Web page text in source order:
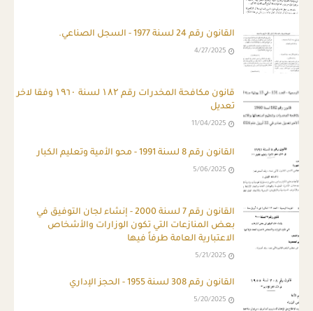
القانون رقم 24 لسنة 1977 - السجل الصناعي.
4/27/2025
قانون مكافحة المخدرات رقم ۱۸۲ لسنة ۱۹٦۰ وفقا لاخر
تعديل
11/04/2025
القانون رقم 8 لسنة 1991 - محو الأمية وتعليم الكبار
5/06/2025
القانون رقم 7 لسنة 2000 - إنشاء لجان التوفيق في
بعض المنازعات التي تكون الوزارات والأشخاص
الاعتبارية العامة طرفاً فيها
5/21/2025
القانون رقم 308 لسنة 1955 - الحجز الإداري
5/20/2025